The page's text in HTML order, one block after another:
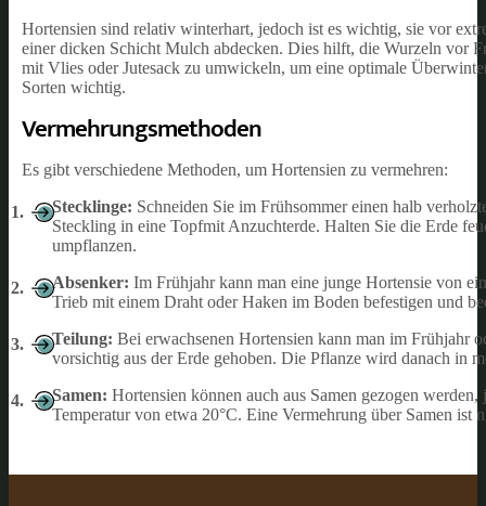
Hortensien sind relativ winterhart, jedoch ist es wichtig, sie vor
einer dicken Schicht Mulch abdecken. Dies hilft, die Wurzeln vor
mit Vlies oder Jutesack zu umwickeln, um eine optimale
Sorten wichtig.
Vermehrungsmethoden
Es gibt verschiedene Methoden, um Hortensien zu vermehren:
Stecklinge: Schneiden Sie im Frühsommer einen halb
Steckling in eine Topfmit Anzuchterde. Halten Sie die Erde
umpflanzen.
Absenker: Im Frühjahr kann man eine junge Hortensie von
Trieb mit einem Draht oder Haken im Boden befestigen und
Teilung: Bei erwachsenen Hortensien kann man im Frühjahr
vorsichtig aus der Erde gehoben. Die Pflanze wird danach in
Samen: Hortensien können auch aus Samen gezogen
Temperatur von etwa 20°C. Eine Vermehrung über Samen